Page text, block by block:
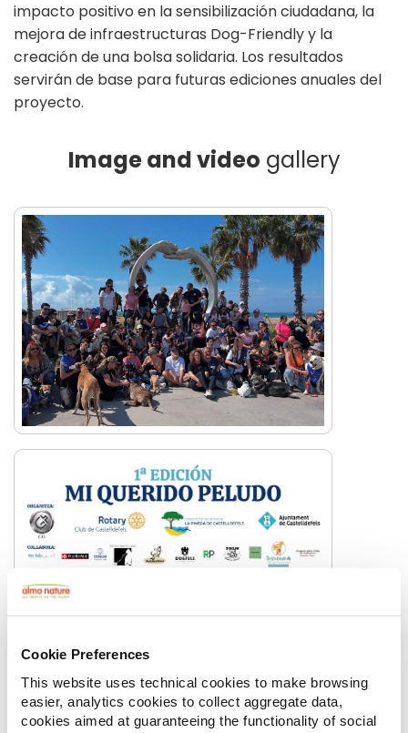
Cookie Preferences
This website uses technical cookies to make browsing
easier, analytics cookies to collect aggregate data,
cookies aimed at guaranteeing the functionality of social
impacto positivo en la sensibilización ciudadana, la
mejora de infraestructuras Dog-Friendly y la
creación de una bolsa solidaria. Los resultados
servirán de base para futuras ediciones anuales del
proyecto.
Image and video gallery